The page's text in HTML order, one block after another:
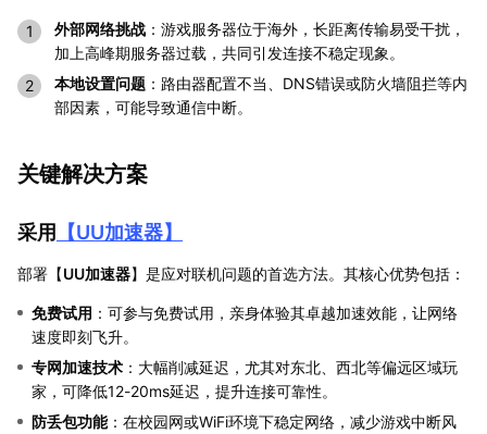
外部网络挑战 ：游戏服务器位于海外，长距离传输易受干扰，
加上高峰期服务器过载，共同引发连接不稳定现象。
本地设置问题 ：路由器配置不当、DNS错误或防火墙阻拦等内
部因素，可能导致通信中断。
关键解决方案
采用 【UU加速器】
部署【UU加速器】是应对联机问题的首选方法。其核心优势包括：
免费试用 ：可参与免费试用，亲身体验其卓越加速效能，让网络
速度即刻飞升。
专网加速技术 ：大幅削减延迟，尤其对东北、西北等偏远区域玩
家，可降低12-20ms延迟，提升连接可靠性。
防丢包功能：在校园网或WiFi环境下稳定网络，减少游戏中断风